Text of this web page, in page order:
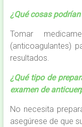
¿Qué cosas
Tomar
(anticoagulantes)
resultados.
¿Qué tipo de
examen de
No necesita
asegúrese de que